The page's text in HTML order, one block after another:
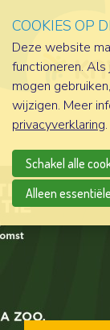
COOKIES OP
Deze website
functioneren.
mogen
wijzigen. Meer
privacyverklaring.
Schakel alle
Alleen